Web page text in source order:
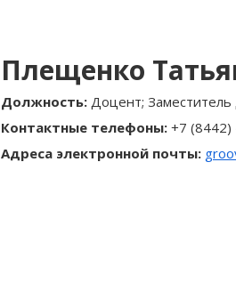
Плещенко
Должность: Доцент;
Контактные телефоны: +7
Адреса электронной почты: